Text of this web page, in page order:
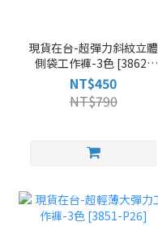
現貨在台-超彈力斜紋立體
側袋工作褲-3色 [3862-
P29]
NT$450
NT$790